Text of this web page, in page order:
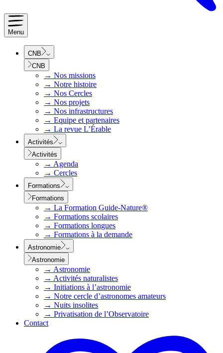
Menu
CNB
CNB
→ Nos missions
→ Notre histoire
→ Nos Cercles
→ Nos projets
→ Nos infrastructures
→ Equipe et partenaires
→ La revue L’Érable
Activités
Activités
→ Agenda
→ Cercles
Formations
Formations
→ La Formation Guide-Nature®
→ Formations scolaires
→ Formations longues
→ Formations à la demande
Astronomie
Astronomie
→ Astronomie
→ Activités naturalistes
→ Initiations à l’astronomie
→ Notre cercle d’astronomes amateurs
→ Nuits insolites
→ Privatisation de l’Observatoire
Contact